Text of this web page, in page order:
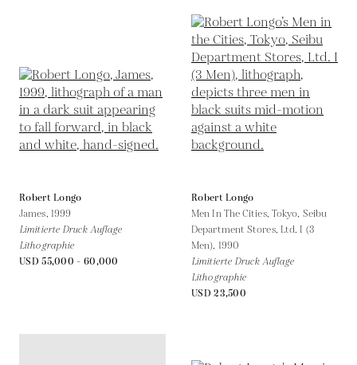
Robert Longo
James, 1999
Limitierte Druck Auflage
Lithographie
USD 55,000 - 60,000
Robert Longo
Men In The Cities, Tokyo, Seibu
Department Stores, Ltd. I (3
Men), 1990
Limitierte Druck Auflage
Lithographie
USD 23,500